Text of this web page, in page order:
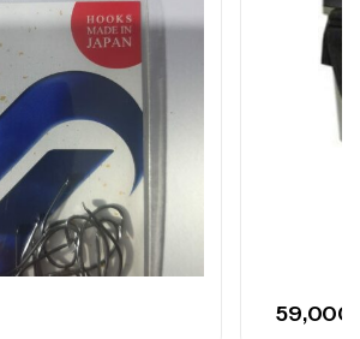
G
Surfcasting
د.ت
د.ت